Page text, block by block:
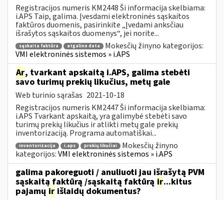
Registracijos numeris KM2448 Ši informacija skelbiama:
i.APS Taip, galima. Įvesdami elektroninės sąskaitos
faktūros duomenis, pasirinkite „Įvedami anksčiau
išrašytos sąskaitos duomenys“, jei norite...
sąskaita faktūra atgaline data
Mokesčių žinyno kategorijos:
VMI elektroninės sistemos » i.APS
Ar, tvarkant apskaitą i.APS, galima stebėti
savo turimų prekių likučius, metų gale
Web turinio sąrašas 2021-10-18
Registracijos numeris KM2447 Ši informacija skelbiama:
i.APS Tvarkant apskaitą, yra galimybė stebėti savo
turimų prekių likučius ir atlikti metų gale prekių
inventorizaciją. Programa automatiškai...
inventorizacija i.aps prekių likučiai
Mokesčių žinyno
kategorijos:VMI elektroninės sistemos » i.APS
galima pakoreguoti / anuliuoti jau išrašytą PVM
sąskaitą faktūrą /sąskaitą faktūrą ir...kitus
pajamų ir išlaidų dokumentus?